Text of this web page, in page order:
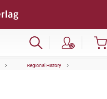
Regional History